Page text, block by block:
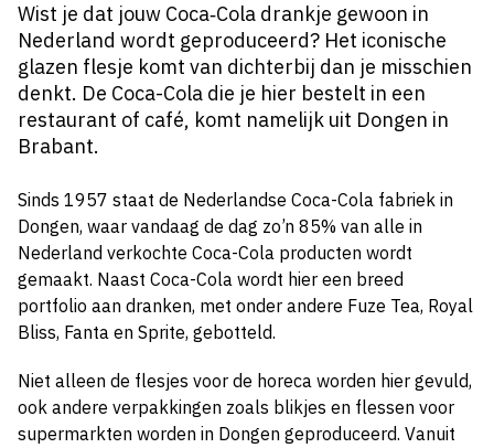
Wist je dat jouw Coca‑Cola drankje gewoon in
Nederland wordt geproduceerd? Het iconische
glazen flesje komt van dichterbij dan je misschien
denkt. De Coca-Cola die je hier bestelt in een
restaurant of café, komt namelijk uit Dongen in
Brabant.
Sinds 1957 staat de Nederlandse Coca-Cola fabriek in
Dongen, waar vandaag de dag zo’n 85% van alle in
Nederland verkochte Coca-Cola producten wordt
gemaakt. Naast Coca-Cola wordt hier een breed
portfolio aan dranken, met onder andere Fuze Tea, Royal
Bliss, Fanta en Sprite, gebotteld.
Niet alleen de flesjes voor de horeca worden hier gevuld,
ook andere verpakkingen zoals blikjes en flessen voor
supermarkten worden in Dongen geproduceerd. Vanuit